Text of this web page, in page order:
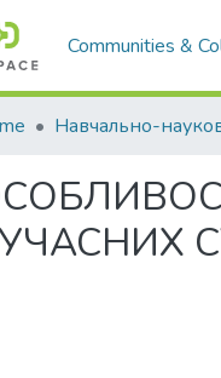
Communities &